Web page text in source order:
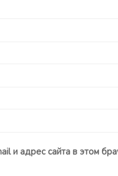
и адрес сайта в этом